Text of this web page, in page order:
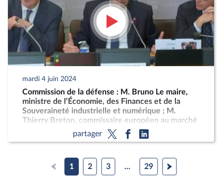
mardi 4 juin 2024
Commission de la défense : M. Bruno Le maire,
ministre de l’Économie, des Finances et de la
Souveraineté industrielle et numérique ; M.
Thierry Breton, commissaire européen au marché
intérieur, sur la stratégie européenne pour
l’industrie de défense
partager
1 2 3 ... 29